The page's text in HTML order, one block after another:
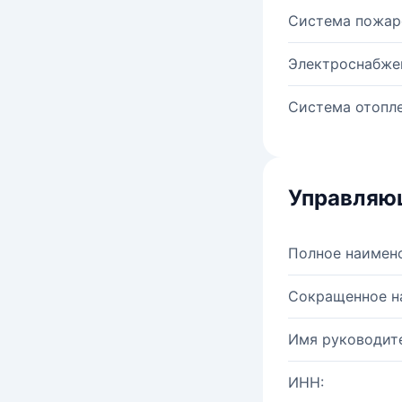
Система
Система
Полное
Сокращенное
Имя
ИНН: